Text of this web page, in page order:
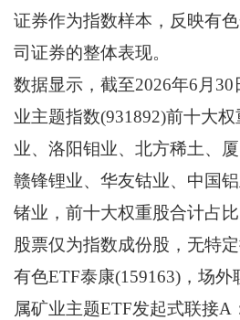
证券作为指数样本，反映有
司证券的整体表现。
数据显示，截至2026年6月
业主题指数(931892)前十大
业、洛阳钼业、北方稀土、
赣锋锂业、华友钴业、中国
锗业，前十大权重股合计占
股票仅为指数成份股，无特定
有色ETF泰康(159163)，场
属矿业主题ETF发起式联接A